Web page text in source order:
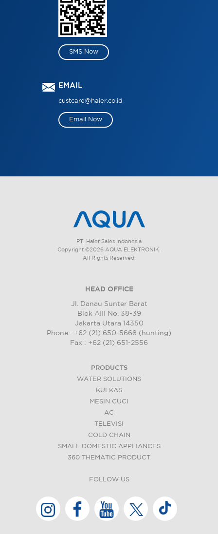
SMS Now
EMAIL
custcare@haier.co.id
Email Now
PT. Haier Sales Indonesia
Copyright ©2026 AQUA ELEKTRONIK.
All Rights Reserved.
HEAD OFFICE
Jl. Danau Sunter Barat
Blok AIII No. 38-39
Jakarta Utara 14350
Phone : +62 (21) 650-5668 (hunting)
Fax : +62 (21) 651-2556
PRODUCTS
WATER SOLUTIONS
KULKAS
MESIN CUCI
AC
TELEVISI
COLD CHAIN
SMALL DOMESTIC APPLIANCES
360 THEMATIC PRODUCT
FOLLOW US